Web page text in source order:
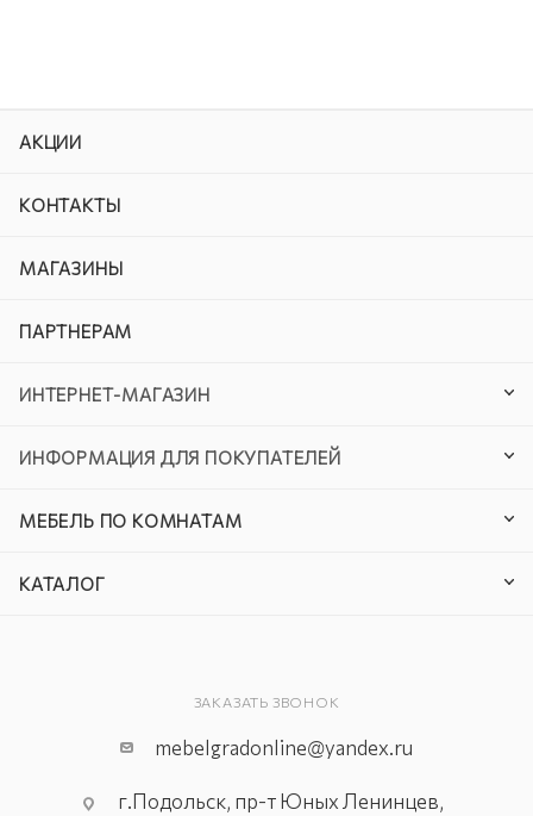
АКЦИИ
КОНТАКТЫ
МАГАЗИНЫ
ПАРТНЕРАМ
ИНТЕРНЕТ-МАГАЗИН
ИНФОРМАЦИЯ ДЛЯ ПОКУПАТЕЛЕЙ
МЕБЕЛЬ ПО КОМНАТАМ
КАТАЛОГ
ЗАКАЗАТЬ ЗВОНОК
mebelgradonline@yandex.ru
г.Подольск, пр-т Юных Ленинцев,